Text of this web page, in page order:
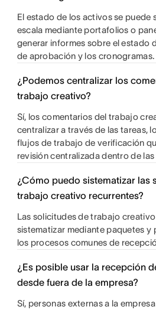
El estado de los activos se puede
escala mediante portafolios o
generar informes sobre el estado
de aprobación y los cronogramas.
¿Podemos centralizar los
trabajo creativo?
Sí, los comentarios del trabajo
centralizar a través de las tareas,
flujos de trabajo de verificación
revisión centralizada dentro de
¿Cómo puedo sistematizar las
trabajo creativo recurrentes?
Las solicitudes de trabajo
sistematizar mediante paquetes y
los procesos comunes de
¿Es posible usar la recepción
desde fuera de la empresa?
Sí, personas externas a la